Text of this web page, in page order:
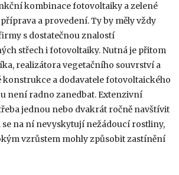
kombinace fotovoltaiky a zelené
a provedení. Ty by měly vždy
s dostatečnou znalostí
střech i fotovoltaiky. Nutná je přitom
realizátora vegetačního souvrství a
a dodavatele fotovoltaického
není radno zanedbat. Extenzivní
jednou nebo dvakrát ročně navštívit
se na ní nevyskytují nežádoucí rostliny,
vzrůstem mohly způsobit zastínění